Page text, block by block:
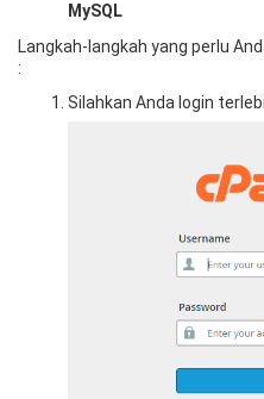
MySQL
Langkah-langkah yang perlu
:
Silahkan Anda login